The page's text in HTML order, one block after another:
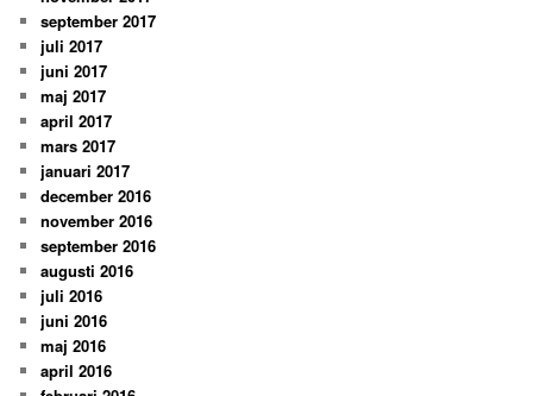
september 2017
juli 2017
juni 2017
maj 2017
april 2017
mars 2017
januari 2017
december 2016
november 2016
september 2016
augusti 2016
juli 2016
juni 2016
maj 2016
april 2016